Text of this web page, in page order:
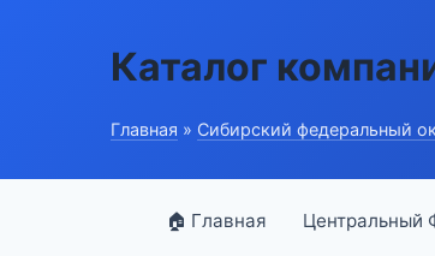
Каталог
Главная » Сибирский федеральный
🏠 Главная Центральный